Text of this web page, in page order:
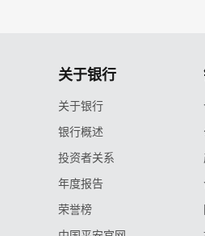
关于银行
关于银行
银行概述
投资者关系
年度报告
荣誉榜